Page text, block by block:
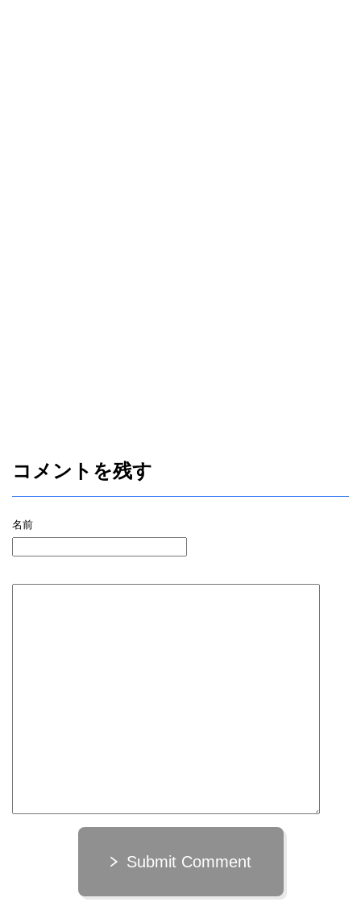
コメントを残す
名前
Submit Comment